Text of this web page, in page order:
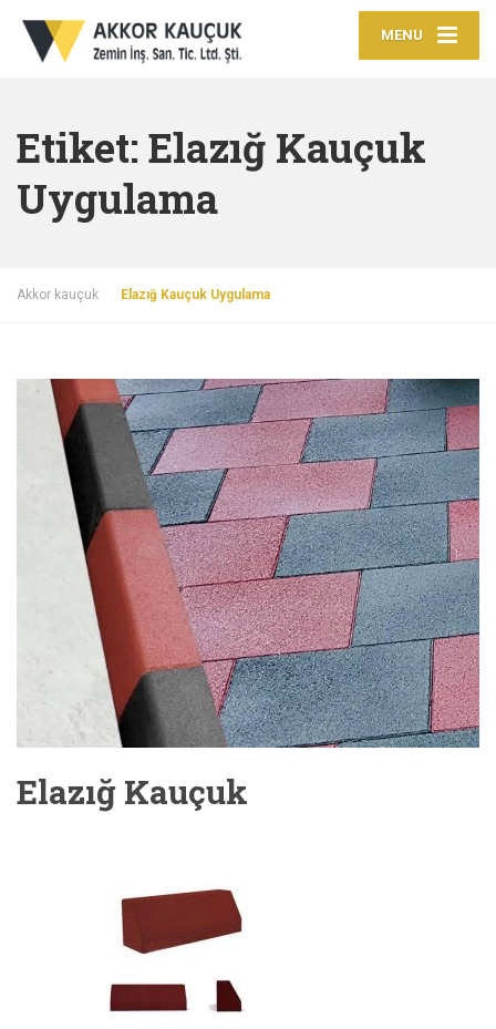
MENU
Etiket: Elazığ Kauçuk
Uygulama
Akkor kauçuk Elazığ Kauçuk Uygulama
Elazığ Kauçuk